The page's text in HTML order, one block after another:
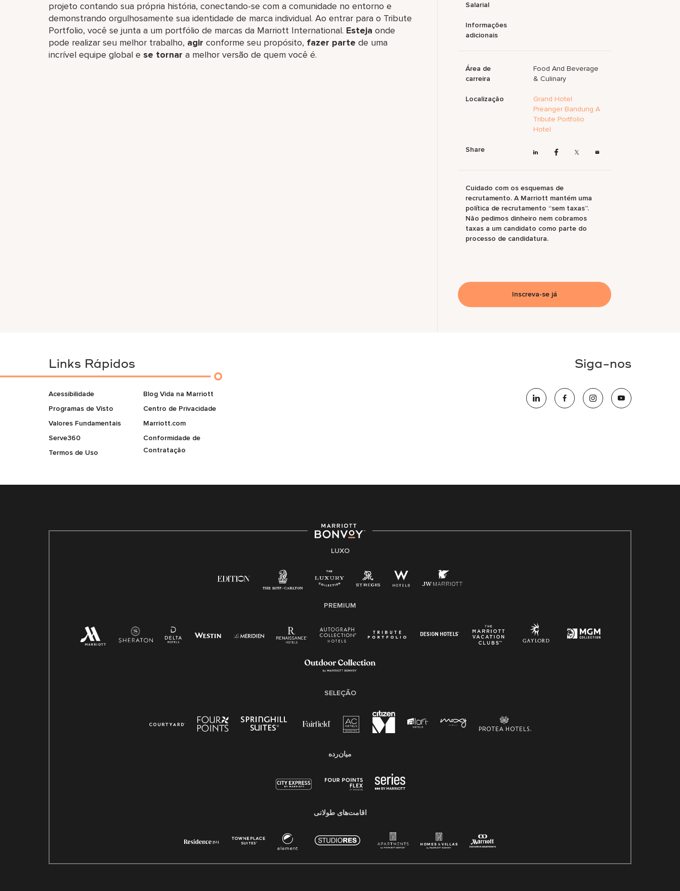
projeto contando sua própria história, conectando-se com a comunidade no entorno e
demonstrando orgulhosamente sua identidade de marca individual. Ao entrar para o Tribute
Portfolio, você se junta a um portfólio de marcas da Marriott International. Esteja onde
pode realizar seu melhor trabalho,​ agir conforme seu propósito, fazer parte de uma
incrível equipe global​ e se tornar a melhor versão de quem você é.
Salarial
Informações
adicionais
Área de
carreira
Food And Beverage
& Culinary
Localização
Grand Hotel
Preanger Bandung A
Tribute Portfolio
Hotel
Share
Cuidado com os esquemas de
recrutamento. A Marriott mantém uma
política de recrutamento “sem taxas”.
Não pedimos dinheiro nem cobramos
taxas a um candidato como parte do
processo de candidatura.
Inscreva-se já
Links Rápidos
Acessibilidade
Programas de Visto
Valores Fundamentais
Serve360
Termos de Uso
Blog Vida na Marriott
Centro de Privacidade
Marriott.com
Conformidade de
Contratação
Siga-nos
LUXO
PREMIUM
SELEÇÃO
میان‌رده
اقامت‌های طولانی